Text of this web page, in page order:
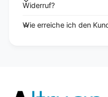
Widerruf?
Wie erreiche ich den